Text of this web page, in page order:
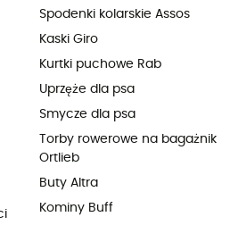
Spodenki kolarskie Assos
Kaski Giro
Kurtki puchowe Rab
Uprzęże dla psa
Smycze dla psa
Torby rowerowe na bagażnik
Ortlieb
Buty Altra
Kominy Buff